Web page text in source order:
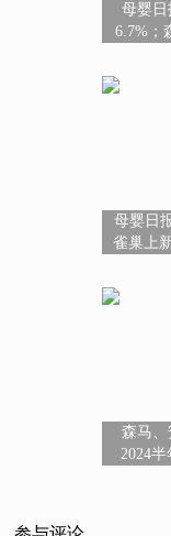
母婴日
6.7%；
母婴日
雀巢上
森马、
2024